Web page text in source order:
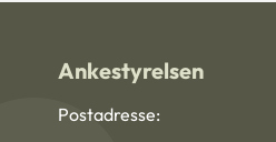
Ankestyrelsen
Postadresse: